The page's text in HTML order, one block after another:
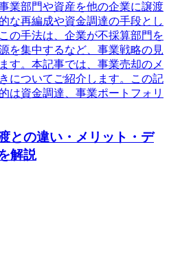
業部門や資産を他の企業に譲渡
な再編成や資金調達の手段とし
の手法は、企業が不採算部門を
を集中するなど、事業戦略の見
す。本記事では、事業売却のメ
についてご紹介します。この記
は資金調達、事業ポートフォリ
との違い・メリット・デ
解説